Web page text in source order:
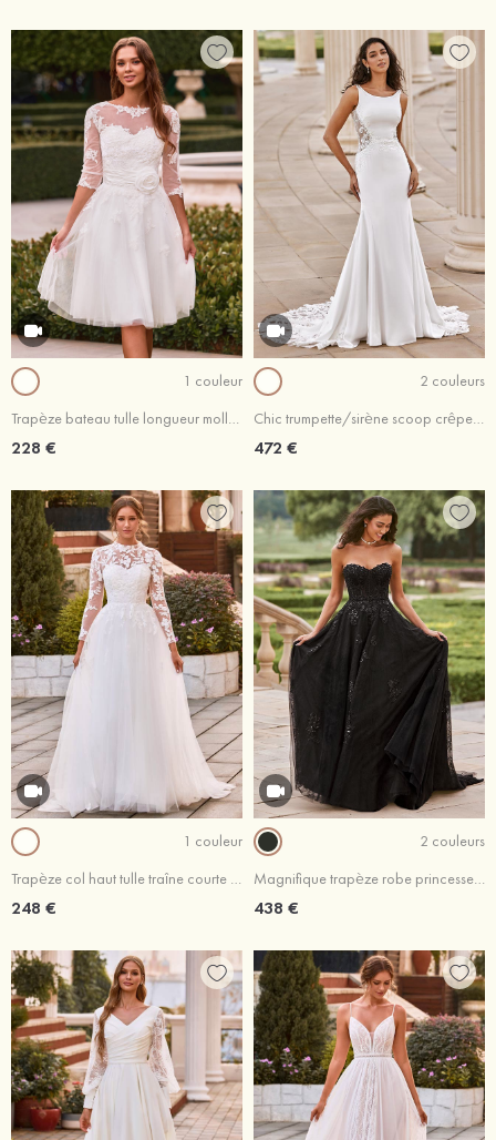
1 couleur
Trapèze bateau tulle longueur mollet robe de mariée avec dentelle fleurs ceinture
228 €
2 couleurs
Chic trumpette/sirène scoop crêpe élastique traîne chapelle robe de mariée
472 €
1 couleur
Trapèze col haut tulle traîne courte robe de mariée avec dentelle paillettes
248 €
2 couleurs
Magnifique trapèze robe princesse cache coeur tulle traîne cour robe de mariée
438 €